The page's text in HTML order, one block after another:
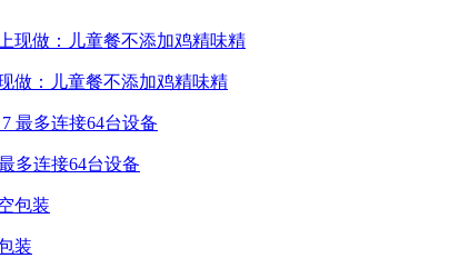
做：儿童餐不添加鸡精味精
多连接64台设备
装